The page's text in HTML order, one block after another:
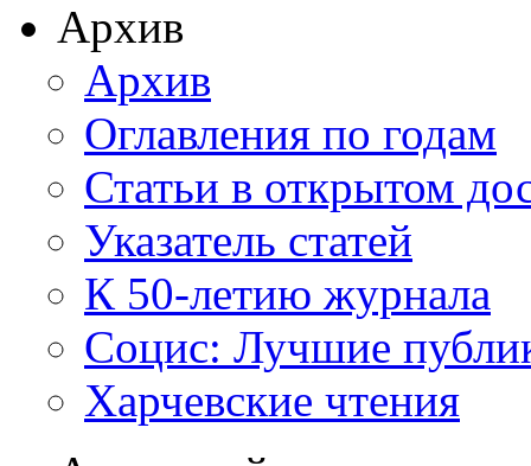
Архив
Архив
Оглавления по годам
Статьи в открытом
Указатель статей
К 50-летию журнала
Социс: Лучшие
Харчевские чтения